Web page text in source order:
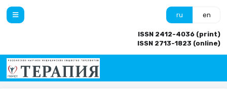
ru en
ISSN 2412-4036 (print)
ISSN 2713-1823 (online)